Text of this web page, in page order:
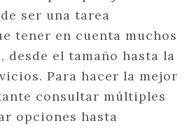
ser una tarea
tener en cuenta muchos
el tamaño hasta la
Para hacer la mejor
consultar múltiples
opciones hasta